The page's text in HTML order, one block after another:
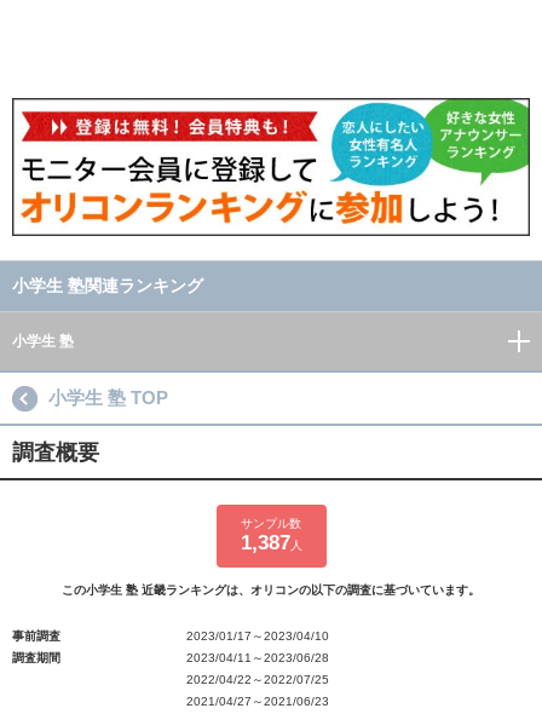
小学生 塾関連ランキング
小学生 塾
小学生 塾 TOP
調査概要
サンプル数
1,387 人
この小学生 塾 近畿ランキングは、オリコンの以下の調査に基づいています。
事前調査
2023/01/17～2023/04/10
調査期間
2023/04/11～2023/06/28
2022/04/22～2022/07/25
2021/04/27～2021/06/23